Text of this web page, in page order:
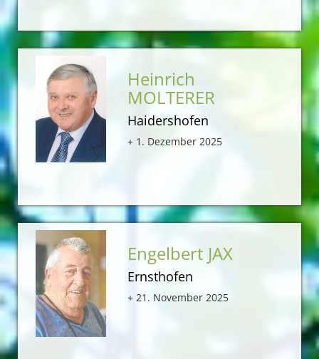
Heinrich
MOLTERER
Haidershofen
+ 1. Dezember 2025
Engelbert JAX
Ernsthofen
+ 21. November 2025